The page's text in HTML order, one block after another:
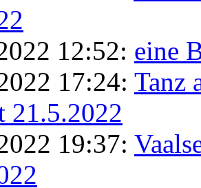
12:52: eine
17:24: Tanz
21.5.2022
19:37: